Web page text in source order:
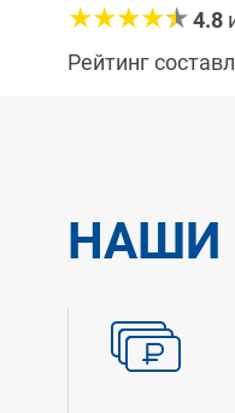
4.8
Рейтинг
НАШИ